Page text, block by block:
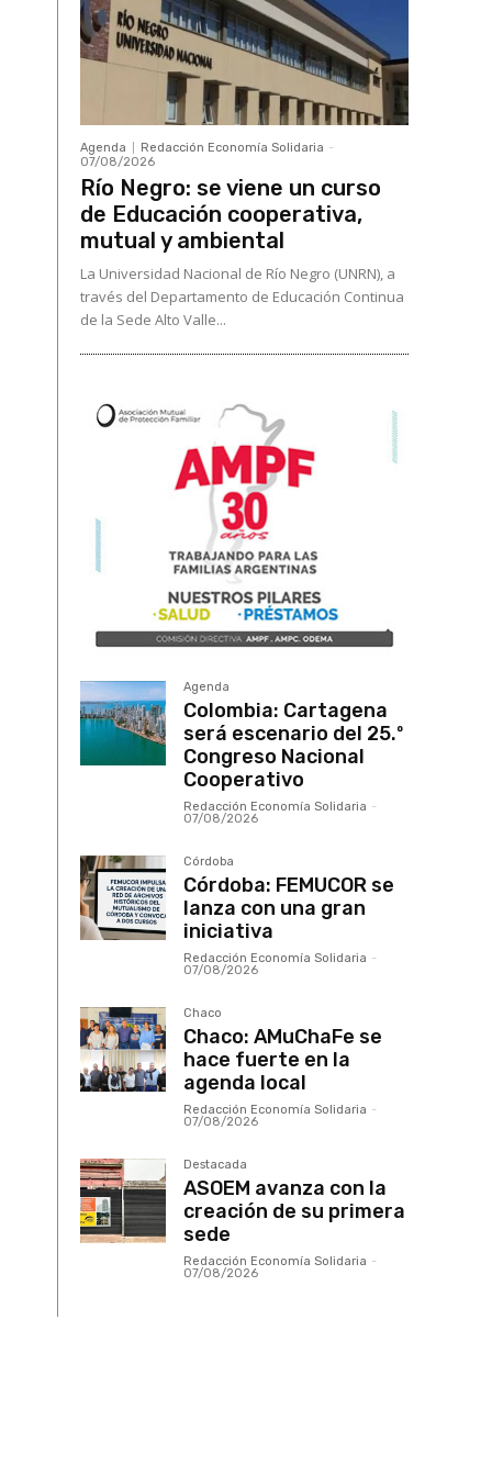
Agenda Redacción Economía Solidaria -
07/08/2026
Río Negro: se viene un curso
de Educación cooperativa,
mutual y ambiental
La Universidad Nacional de Río Negro (UNRN), a
través del Departamento de Educación Continua
de la Sede Alto Valle...
Agenda
Colombia: Cartagena
será escenario del 25.º
Congreso Nacional
Cooperativo
Redacción Economía Solidaria -
07/08/2026
Córdoba
Córdoba: FEMUCOR se
lanza con una gran
iniciativa
Redacción Economía Solidaria -
07/08/2026
Chaco
Chaco: AMuChaFe se
hace fuerte en la
agenda local
Redacción Economía Solidaria -
07/08/2026
Destacada
ASOEM avanza con la
creación de su primera
sede
Redacción Economía Solidaria -
07/08/2026